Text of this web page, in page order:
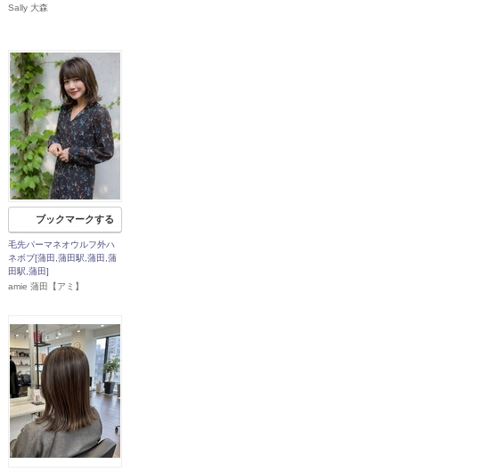
Sally 大森
ブックマークする
毛先パーマネオウルフ外ハ
ネボブ[蒲田,蒲田駅,蒲田,蒲
田駅,蒲田]
amie 蒲田【アミ】